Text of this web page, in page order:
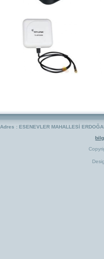
Adres : ESENEVLER MAHALLESİ